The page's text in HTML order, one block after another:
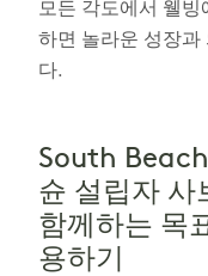
모든 각도에서 웰빙
하면 놀라운 성장과
다.
South
슌 설립자 사
함께하는 목
용하기